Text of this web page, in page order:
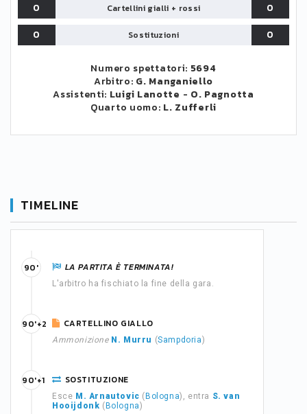
0
Cartellini gialli + rossi
0
0
Sostituzioni 0
Numero spettatori: 5694
Arbitro: G. Manganiello
Assistenti: Luigi Lanotte - O. Pagnotta
Quarto uomo: L. Zufferli
TIMELINE
LA PARTITA È TERMINATA!
L'arbitro ha fischiato la fine della gara.
90'
CARTELLINO GIALLO
Ammonizione N. Murru (Sampdoria)
90'+2
SOSTITUZIONE
Esce M. Arnautovic ( Bologna), entra S. van
Hooijdonk ( Bologna)
90'+1